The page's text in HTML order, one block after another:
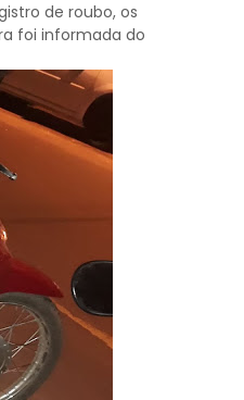
de roubo, os
foi informada do